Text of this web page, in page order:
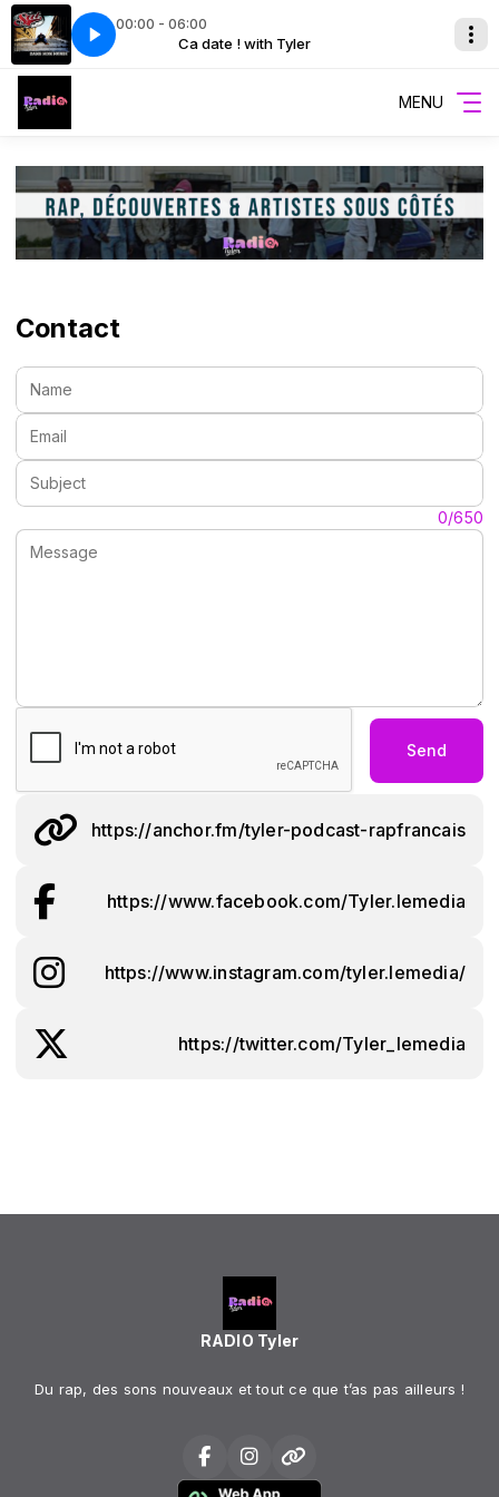
00:00 - 06:00
Tyler Ca date ! with Tyler
Rohff - Nous contre euxLe Rat Luciano, Sat L'Artificier, Rohff -
MENU
Contact
Name:
Email:
Subject:
0/650
Send
https://anchor.fm/tyler-podcast-rapfrancais
https://www.facebook.com/Tyler.lemedia
https://www.instagram.com/tyler.lemedia/
https://twitter.com/Tyler_lemedia
RADIO Tyler
Du rap, des sons nouveaux et tout ce que t’as pas ailleurs !